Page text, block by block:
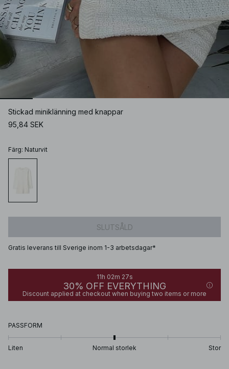
Stickad miniklänning med knappar
95,84 SEK
Färg: Naturvit
SLUTSÅLD
Gratis leverans till Sverige inom 1-3 arbetsdagar*
11h 02m 27s
30% OFF EVERYTHING
Discount applied at checkout when buying two items or more
PASSFORM
Liten Normal storlek Stor